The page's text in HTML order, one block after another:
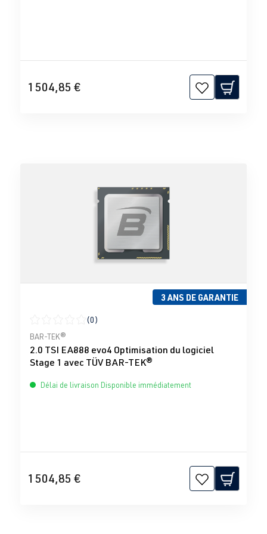
1 504,85 €
3 ANS DE GARANTIE
Note moyenne de 0 sur 5 étoiles
(0)
BAR-TEK®
2.0 TSI EA888 evo4 Optimisation du logiciel
Stage 1 avec TÜV BAR-TEK®
Délai de livraison Disponible immédiatement
1 504,85 €